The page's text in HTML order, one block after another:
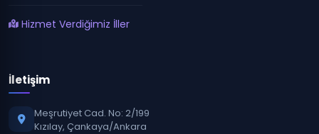
Hizmet Verdiğimiz İller
İletişim
Meşrutiyet Cad. No: 2/199
Kızılay, Çankaya/Ankara